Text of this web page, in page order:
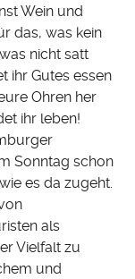
Wein und
das, was kein
nicht satt
ihr Gutes essen
Ohren her
ihr leben!
Sonntag schon
es da zugeht.
als
Vielfalt zu
und